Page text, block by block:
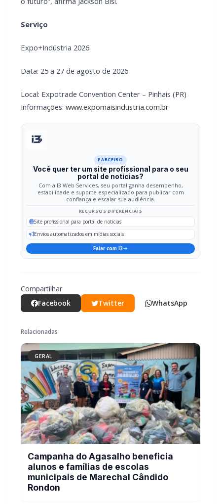
Serviço
Expo+Indústria 2026
Data: 25 a 27 de agosto de 2026
Local: Expotrade Convention Center – Pinhais (PR)
Informações: www.expomaisindustria.com.br
PARCEIRO
Você quer ter um site profissional para o seu
portal de notícias?
Com a I3 Web Services, seu portal ganha desempenho,
estabilidade e suporte especializado para publicar com
confiança e escalar sua audiência.
RECURSOS DIFERENCIAIS
Site profissional para portal de notícias
Envios automatizados em mídias sociais
Falar com I3
Compartilhar
Facebook
Twitter WhatsApp
Relacionadas
GERAL
Campanha do Agasalho beneficia
alunos e famílias de escolas
municipais de Marechal Cândido
Rondon